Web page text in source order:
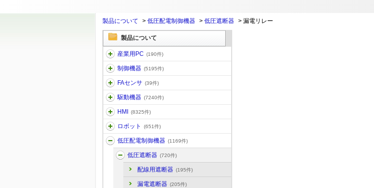
製品について > 低圧配電制御機器 > 低圧遮断器 > 漏電リレー
製品について
産業用PC (190件)
制御機器 (5195件)
FAセンサ (39件)
駆動機器 (7240件)
HMI (8325件)
ロボット (651件)
低圧配電制御機器 (1169件)
低圧遮断器 (720件)
配線用遮断器 (195件)
漏電遮断器 (205件)